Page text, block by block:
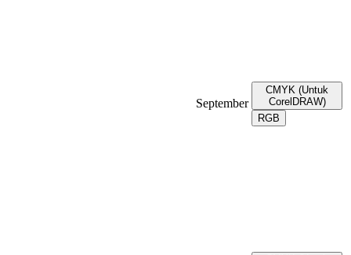
September
CMYK (Untuk
CorelDRAW)
RGB